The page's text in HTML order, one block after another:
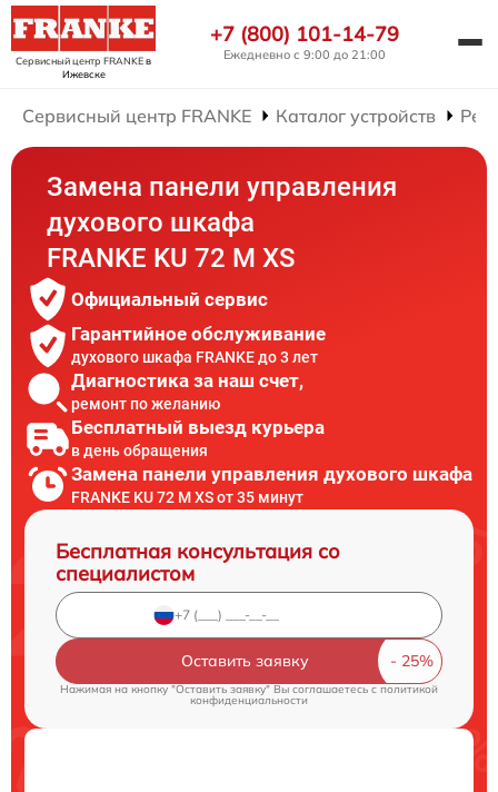
Сервисный центр FRANKEв
Ижевске
+7 (800) 101-14-79
Ежедневно с 9:00 до 21:00
Сервисный центр FRANKE Каталог устройств
Замена панели управления
духового шкафа
FRANKE KU 72 M XS
Официальный сервис
Гарантийное обслуживание
духового шкафа FRANKE до 3 лет
Диагностика за наш счет,
ремонт по желанию
Бесплатный выезд курьера
в день обращения
Замена панели управления духового шкафа
FRANKE KU 72 M XS от 35 минут
Бесплатная консультация со
специалистом
Оставить заявку
Нажимая на кнопку "Оставить заявку" Вы соглашаетесь cполитикой
конфиденциальности